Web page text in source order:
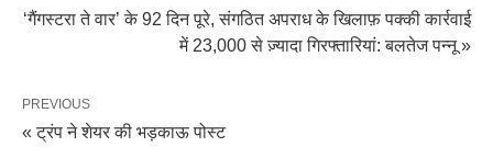
‘गैंगस्टरा ते वार’ के 92 दिन पूरे, संगठित अपराध के खिलाफ़ पक्की कार्रवाई
में 23,000 से ज़्यादा गिरफ्तारियां: बलतेज पन्नू »
PREVIOUS
« ट्रंप ने शेयर की भड़काऊ पोस्ट